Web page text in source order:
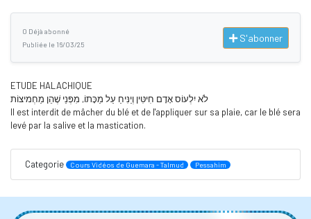
0 Déjà abonné
Publiée le 16/03/25
S'abonner
ETUDE HALACHIQUE
לֹא יִלְעוֹס אָדָם חִיטִּין וְיַנִּיחַ עַל מַכָּתוֹ, מִפְּנֵי שֶׁהֵן מַחְמיצוֹת
Il est interdit de mâcher du blé et de l'appliquer sur sa plaie, car le blé sera
levé par la salive et la mastication.
Categorie Cours Vidéos de Guemara - Talmud Pessahim